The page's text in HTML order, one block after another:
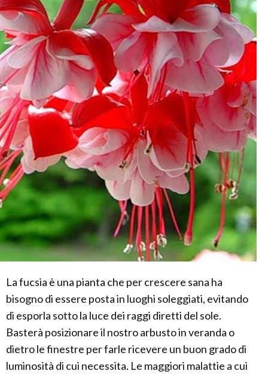
La fucsia è una pianta che per crescere sana ha
bisogno di essere posta in luoghi soleggiati, evitando
di esporla sotto la luce dei raggi diretti del sole.
Basterà posizionare il nostro arbusto in veranda o
dietro le finestre per farle ricevere un buon grado di
luminosità di cui necessita. Le maggiori malattie a cui